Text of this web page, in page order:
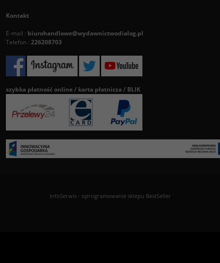
Kontakt
E-mail : biurohandlowe@wydawnictwodialog.pl
Telefon : 226208703
szybka płatność online / karta płatnicza / BLIK
InfoSerwis- oprogramowanie sklepu BestSeller